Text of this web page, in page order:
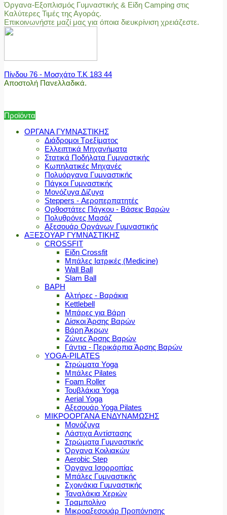
Όργανα-Εξοπλισμός Γυμναστικής & Είδη Camping στις
Καλύτερες Τιμές της Αγοράς.
Επικοινωνήστε μαζί μας για όποια διευκρίνιση χρειάζεστε.
Πίνδου 76 - Μοσχάτο Τ.Κ 183 44
Αποστολή Πανελλαδικά.
Προϊόντα
ΟΡΓΑΝΑ ΓΥΜΝΑΣΤΙΚΗΣ
Διάδρομοι Τρεξίματος
Ελλειπτικά Μηχανήματα
Στατικά Ποδήλατα Γυμναστικής
Κωπηλατικές Μηχανές
Πολυόργανα Γυμναστικής
Πάγκοι Γυμναστικής
Μονόζυγα Δίζυγα
Steppers - Αεροπερπατητές
Ορθοστάτες Πάγκου - Βάσεις Βαρών
Πολυθρόνες Μασάζ
Αξεσουάρ Οργάνων Γυμναστικής
ΑΞΕΣΟΥΑΡ ΓΥΜΝΑΣΤΙΚΗΣ
CROSSFIT
Είδη Crossfit
Μπάλες Ιατρικές (Medicine)
Wall Ball
Slam Ball
ΒΑΡΗ
Αλτήρες - Βαράκια
Kettlebell
Μπάρες για Βάρη
Δίσκοι Άρσης Βαρών
Βάρη Άκρων
Ζώνες Άρσης Βαρών
Γάντια - Περικάρπια Άρσης Βαρών
YOGA-PILATES
Στρώματα Yoga
Μπάλες Pilates
Foam Roller
Τουβλάκια Yoga
Aerial Yoga
Αξεσουάρ Yoga Pilates
ΜΙΚΡΟΟΡΓΑΝΑ ΕΝΔΥΝΑΜΩΣΗΣ
Μονόζυγα
Λάστιχα Αντίστασης
Στρώματα Γυμναστικής
Όργανα Κοιλιακών
Aerobic Step
Όργανα Ισορροπίας
Μπάλες Γυμναστικής
Σχοινάκια Γυμναστικής
Ταναλάκια Χεριών
Τραμπολίνο
Μικροαξεσουάρ Προπόνησης